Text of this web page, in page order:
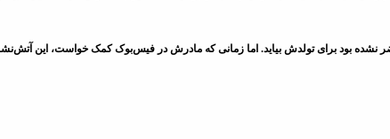
نشده بود برای تولدش بیاید. اما زمانی که مادرش در فیس‌بوک کمک خواست، این